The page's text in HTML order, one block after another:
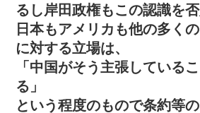
るし岸田政権もこの認識を
日本もアメリカも他の多く
に対する立場は、
「中国がそう主張している
る」
という程度のもので条約等